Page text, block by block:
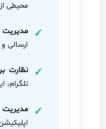
محیطی
مدیریت
ارسالی
نظارت
تلگرام،
مدیریت